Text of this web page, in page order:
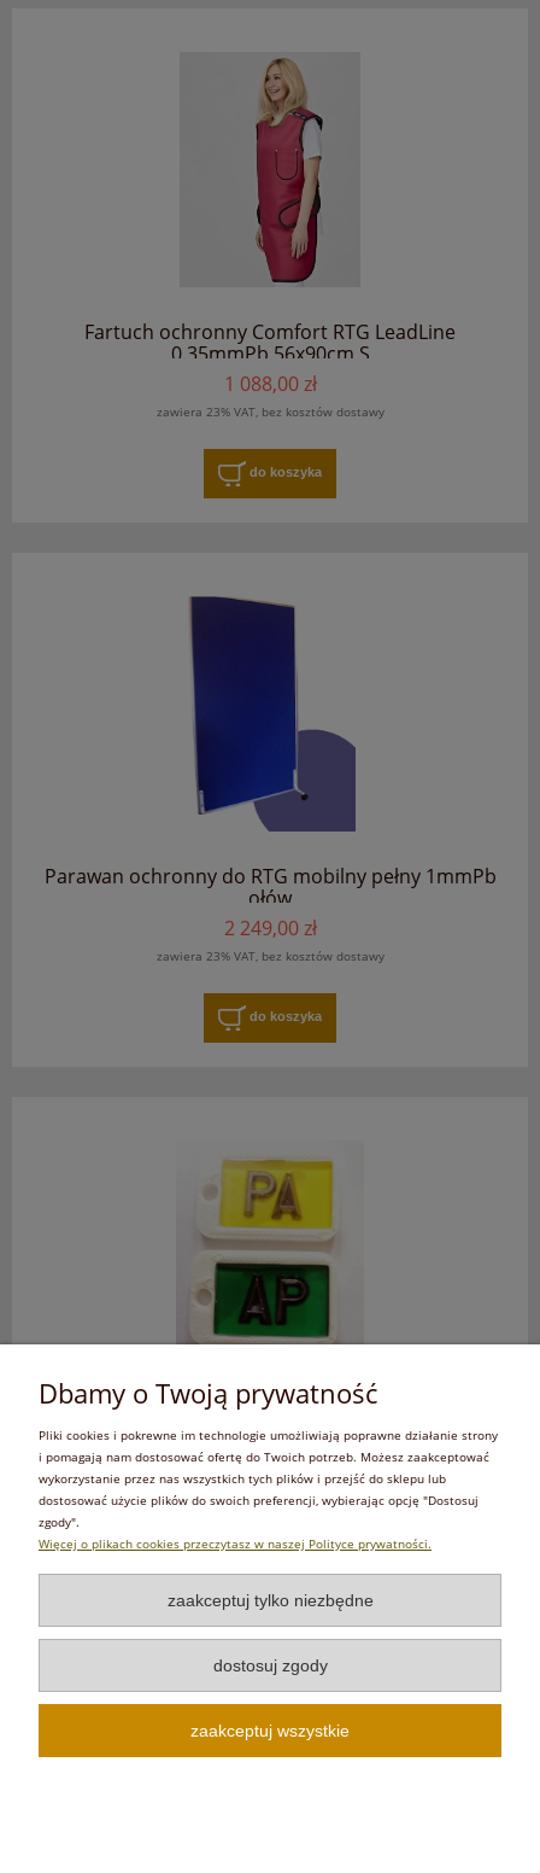
Fartuch ochronny Comfort RTG LeadLine
0.35mmPb 56x90cm S
1 088,00 zł
zawiera 23% VAT, bez kosztów dostawy
do koszyka
Parawan ochronny do RTG mobilny pełny 1mmPb
ołów
2 249,00 zł
zawiera 23% VAT, bez kosztów dostawy
do koszyka
189,00 zł
zawiera 23% VAT, bez kosztów dostawy
Dbamy o Twoją prywatność
Pliki cookies i pokrewne im technologie umożliwiają poprawne działanie strony
i pomagają nam dostosować ofertę do Twoich potrzeb. Możesz zaakceptować
wykorzystanie przez nas wszystkich tych plików i przejść do sklepu lub
dostosować użycie plików do swoich preferencji, wybierając opcję "Dostosuj
zgody".
Więcej o plikach cookies przeczytasz w naszej Polityce prywatności.
zaakceptuj tylko niezbędne
dostosuj zgody
zaakceptuj wszystkie